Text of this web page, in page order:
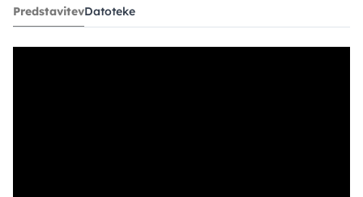
strojček MYB Tensor 1 - črne barve
247,43€
PredstavitevDatoteke